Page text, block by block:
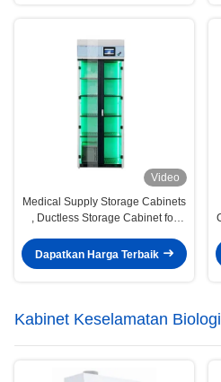
Video
Medical Supply Storage Cabinets
, Ductless Storage Cabinet for
Dapatkan Harga Terbaik
Kabinet Keselamatan